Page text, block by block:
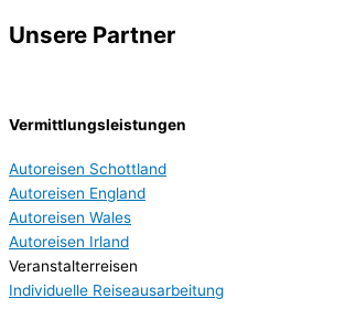
Unsere Partner
Vermittlungsleistungen
Autoreisen Schottland
Autoreisen England
Autoreisen Wales
Autoreisen Irland
Veranstalterreisen
Individuelle Reiseausarbeitung